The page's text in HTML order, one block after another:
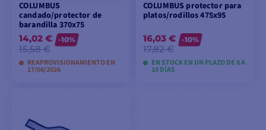
COLUMBUS
candado/protector de
barandilla 370x75
14,02 €
15,58 €
-10%
REAPROVISIONAMIENTO EN
17/08/2026
COLUMBUS protector para
platos/rodillos 475x95
16,03 €
17,82 €
-10%
EN STOCK EN UN PLAZO DE 8 A
10 DÍAS